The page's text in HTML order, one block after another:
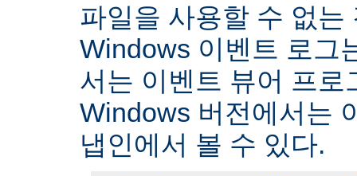
파일을 사용할 수 없는
Windows 이벤트 로그
서는 이벤트 뷰어 프로
Windows 버전에서는
냅인에서 볼 수 있다.